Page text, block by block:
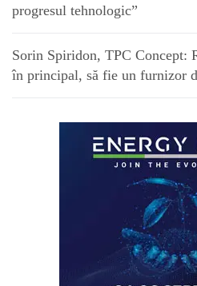
progresul tehnologic”
Sorin Spiridon, TPC Concept:
în principal, să fie un furnizor